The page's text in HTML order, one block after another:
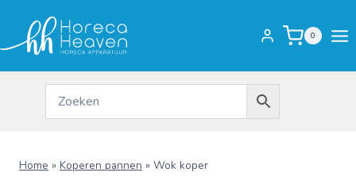
inhoud
0
Home » Koperen pannen » Wok koper